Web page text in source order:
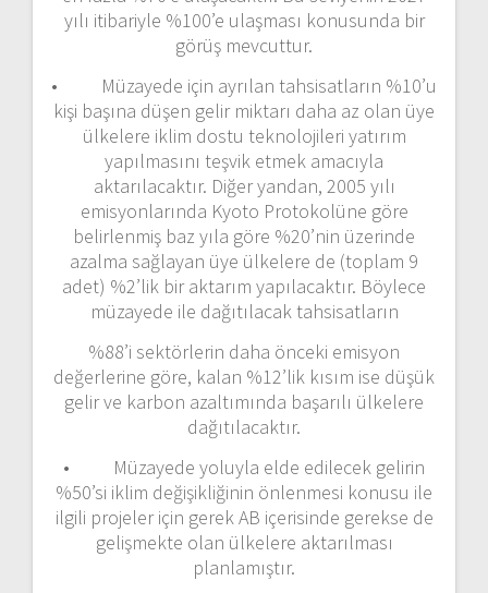
yılı itibariyle %100’e ulaşması konusunda bir
görüş mevcuttur.
• Müzayede için ayrılan tahsisatların %10’u
kişi başına düşen gelir miktarı daha az olan üye
ülkelere iklim dostu teknolojileri yatırım
yapılmasını teşvik etmek amacıyla
aktarılacaktır. Diğer yandan, 2005 yılı
emisyonlarında Kyoto Protokolüne göre
belirlenmiş baz yıla göre %20’nin üzerinde
azalma sağlayan üye ülkelere de (toplam 9
adet) %2’lik bir aktarım yapılacaktır. Böylece
müzayede ile dağıtılacak tahsisatların
%88’i sektörlerin daha önceki emisyon
değerlerine göre, kalan %12’lik kısım ise düşük
gelir ve karbon azaltımında başarılı ülkelere
dağıtılacaktır.
• Müzayede yoluyla elde edilecek gelirin
%50’si iklim değişikliğinin önlenmesi konusu ile
ilgili projeler için gerek AB içerisinde gerekse de
gelişmekte olan ülkelere aktarılması
planlamıştır.